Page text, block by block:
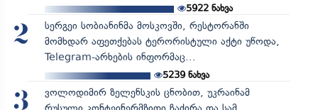
5922 ნახვა
2
სერგეი სობიანინმა მოსკოვში, რესტორანში
მომხდარ აფეთქებას ტერორისტული აქტი უწოდა,
Telegram-არხების ინფორმაც...
5239ნახვა
3
ვოლოდიმირ ზელენსკის ცნობით, უკრაინამ